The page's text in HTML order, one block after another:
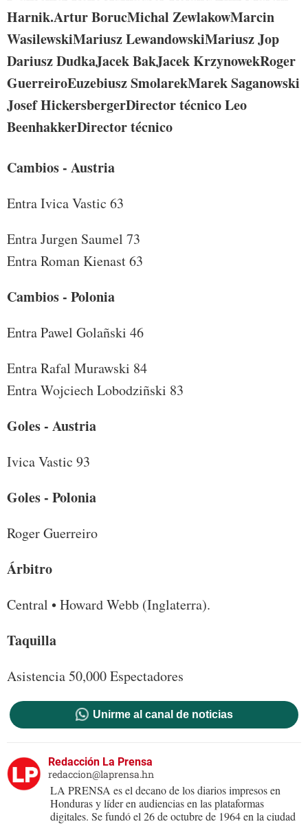
Harnik.Artur BorucMichal ZewlakowMarcin
WasilewskiMariusz LewandowskiMariusz Jop
Dariusz DudkaJacek BakJacek KrzynowekRoger
GuerreiroEuzebiusz SmolarekMarek Saganowski
Josef HickersbergerDirector técnicoLeo
BeenhakkerDirector técnico
Cambios - Austria
Entra Ivica Vastic 63
Entra Jurgen Saumel 73
Entra Roman Kienast 63
Cambios - Polonia
Entra Pawel Golañski 46
Entra Rafal Murawski 84
Entra Wojciech Lobodziñski 83
Goles - Austria
Ivica Vastic 93
Goles - Polonia
Roger Guerreiro
Árbitro
Central • Howard Webb (Inglaterra).
Taquilla
Asistencia 50,000 Espectadores
Unirme al canal de noticias
Redacción La Prensa
redaccion@laprensa.hn
LA PRENSA es el decano de los diarios impresos en
Honduras y líder en audiencias en las plataformas
digitales. Se fundó el 26 de octubre de 1964 en la ciudad